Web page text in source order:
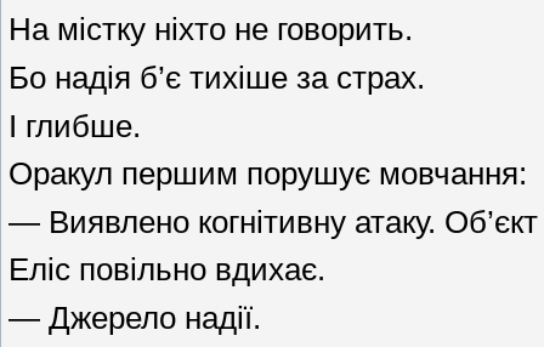
На містку ніхто не говорить.
Бо надія б’є тихіше за страх.
І глибше.
Оракул першим порушує мовчання:
— Виявлено когнітивну атаку.
Еліс повільно вдихає.
— Джерело надії.